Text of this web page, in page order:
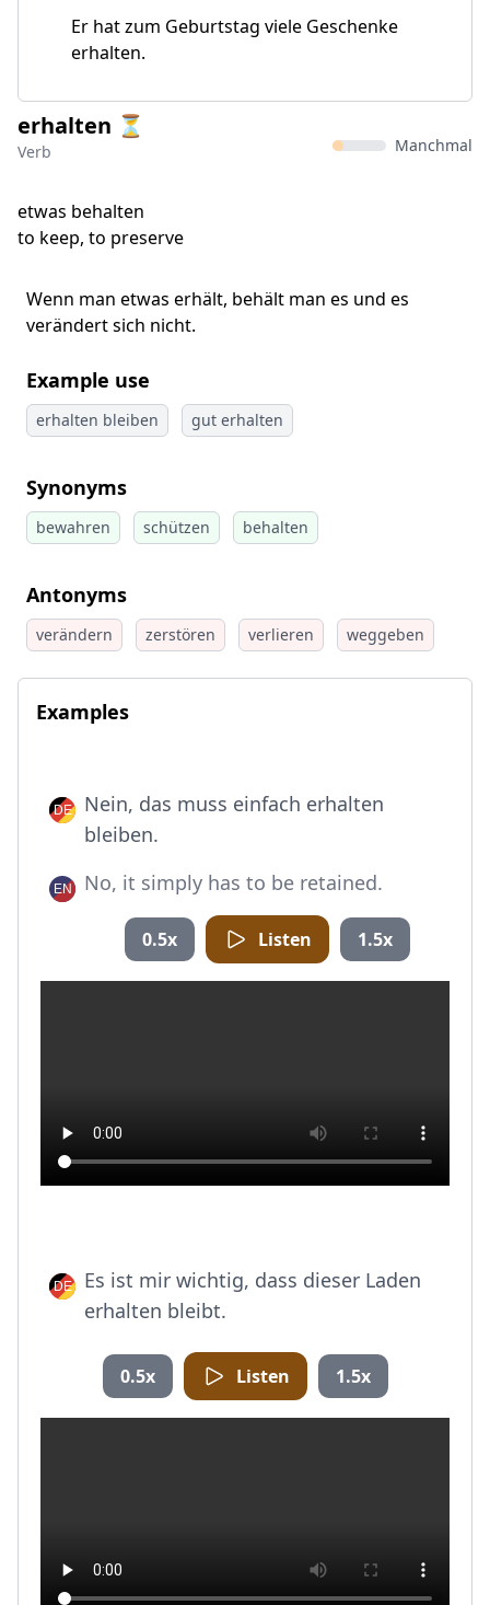
Er hat zum Geburtstag viele Geschenke
erhalten.
erhalten ⏳
Verb Manchmal
etwas behalten
to keep, to preserve
Wenn man etwas erhält, behält man es und es
verändert sich nicht.
Example use
erhalten bleiben gut erhalten
Synonyms
bewahren schützen behalten
Antonyms
verändern zerstören verlieren weggeben
Examples
Nein, das muss einfach erhalten
bleiben.
No, it simply has to be retained.
0.5x Listen 1.5x
Es ist mir wichtig, dass dieser Laden
erhalten bleibt.
0.5x Listen 1.5x